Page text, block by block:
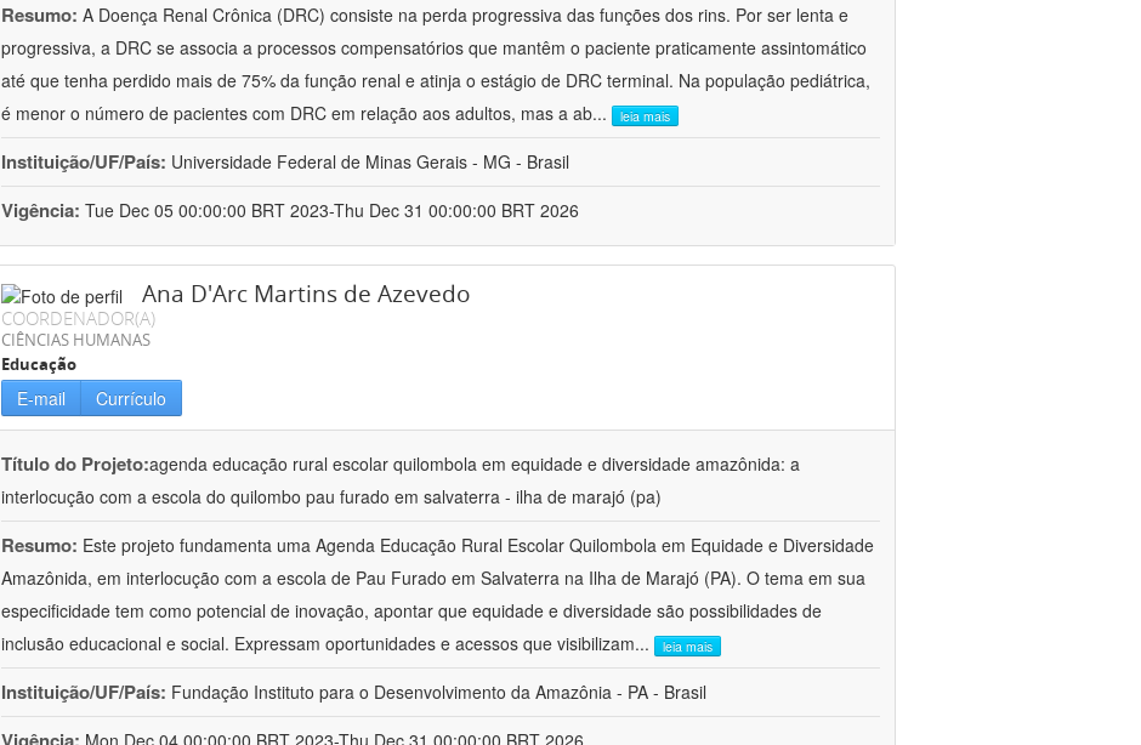
Resumo: A Doença Renal Crônica (DRC) consiste na perda progressiva das funções dos rins. Por ser lenta e
progressiva, a DRC se associa a processos compensatórios que mantêm o paciente praticamente assintomático
até que tenha perdido mais de 75% da função renal e atinja o estágio de DRC terminal. Na população pediátrica,
é menor o número de pacientes com DRC em relação aos adultos, mas a ab... leia mais
Instituição/UF/País: Universidade Federal de Minas Gerais - MG - Brasil
Vigência: Tue Dec 05 00:00:00 BRT 2023-Thu Dec 31 00:00:00 BRT 2026
Ana D'Arc Martins de Azevedo
COORDENADOR(A)
CIÊNCIAS HUMANAS
Educação
E-mail Currículo
Título do Projeto:agenda educação rural escolar quilombola em equidade e diversidade amazônida: a
interlocução com a escola do quilombo pau furado em salvaterra - ilha de marajó (pa)
Resumo: Este projeto fundamenta uma Agenda Educação Rural Escolar Quilombola em Equidade e Diversidade
Amazônida, em interlocução com a escola de Pau Furado em Salvaterra na Ilha de Marajó (PA). O tema em sua
especificidade tem como potencial de inovação, apontar que equidade e diversidade são possibilidades de
inclusão educacional e social. Expressam oportunidades e acessos que visibilizam... leia mais
Instituição/UF/País: Fundação Instituto para o Desenvolvimento da Amazônia - PA - Brasil